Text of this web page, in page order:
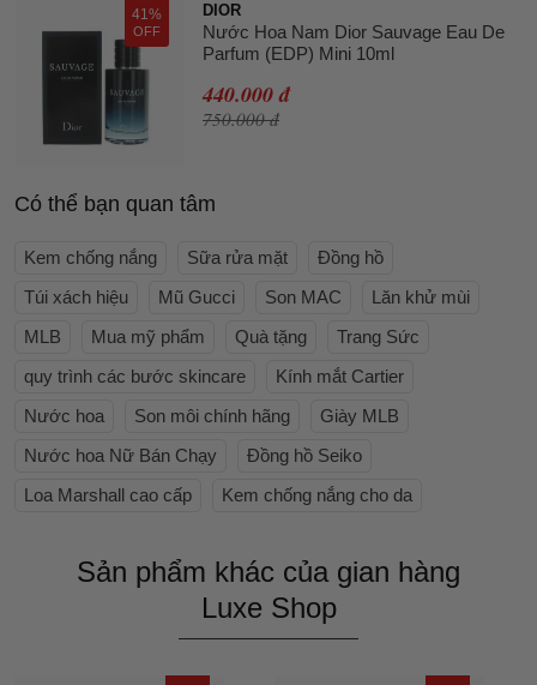
41%
OFF
DIOR
Nước Hoa Nam Dior Sauvage Eau De
Parfum (EDP) Mini 10ml
440.000 đ
750.000 đ
Có thể bạn quan tâm
Kem chống nắng Sữa rửa mặt
Đồng hồ
Túi xách hiệu
Mũ Gucci Son MAC
Lăn khử mùi
MLB
Mua mỹ phẩm Quà tặng
Trang Sức
quy trình các bước skincare
Kính mắt Cartier
Nước hoa
Son môi chính hãng
Giày MLB
Nước hoa Nữ Bán Chạy
Đồng hồ Seiko
Loa Marshall cao cấp
Kem chống nắng cho da
Sản phẩm khác của gian hàng
Luxe Shop